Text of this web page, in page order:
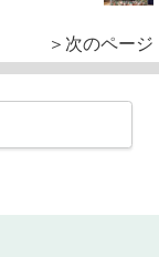
＞次のページ